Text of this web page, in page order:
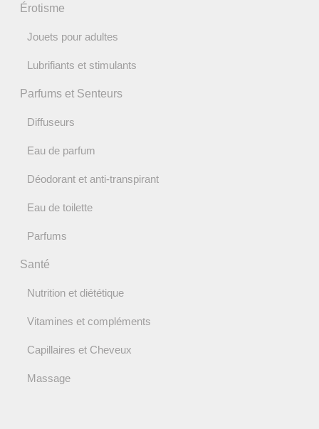
Érotisme
Jouets pour adultes
Lubrifiants et stimulants
Parfums et Senteurs
Diffuseurs
Eau de parfum
Déodorant et anti-transpirant
Eau de toilette
Parfums
Santé
Nutrition et diététique
Vitamines et compléments
Capillaires et Cheveux
Massage